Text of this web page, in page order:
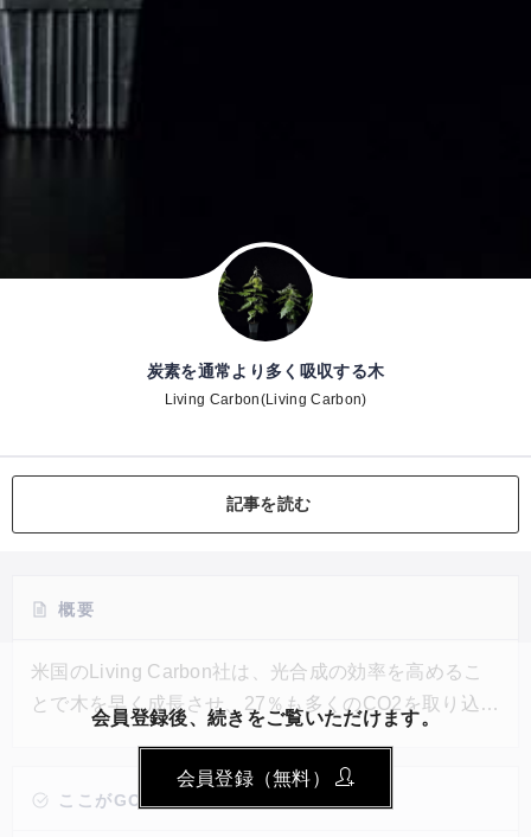
炭素を通常より多く吸収する木
Living Carbon(Living Carbon)
記事を読む
概要
米国のLiving Carbon社は、光合成の効率を高めるこ
とで木を早く成長させ、27％も多くのCO2を取り込め
は、従来の木より53％も多くの葉と茎が発生し、その
分多くの炭素を吸収できるという。その他にも、木の
ここがGOOD!
会員登録後、続きをご覧いただけます。
会員登録（無料）